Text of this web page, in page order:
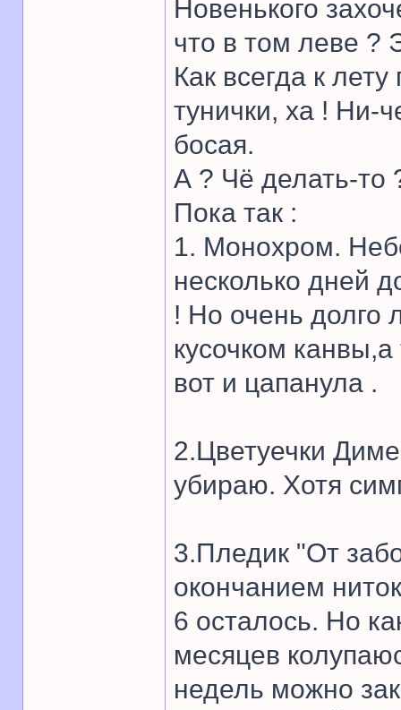
Новенького
что в том леве ?
Как всегда к
тунички, ха ! Ни-
босая.
А ? Чё делать-то
Пока так :
1. Монохром.
несколько дней
! Но очень долго
кусочком
вот и цапанула .
2.Цветуечки
убираю. Хотя
3.Пледик "От
окончанием
6 осталось. Но
месяцев
недель можно